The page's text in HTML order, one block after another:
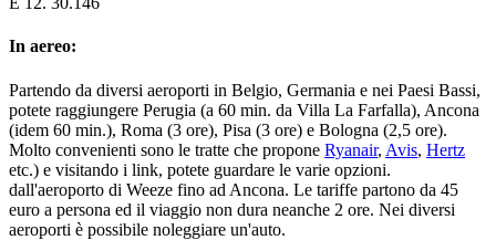
In aereo:
Partendo da diversi aeroporti in Belgio, Germania e nei Paesi Bassi,
potete raggiungere Perugia (a 60 min. da Villa La Farfalla), Ancona
(idem 60 min.), Roma (3 ore), Pisa (3 ore) e Bologna (2,5 ore).
Molto convenienti sono le tratte che propone Ryanair, Avis, Hertz
etc.) e visitando i link, potete guardare le varie opzioni.
dall'aeroporto di Weeze fino ad Ancona. Le tariffe partono da 45
euro a persona ed il viaggio non dura neanche 2 ore. Nei diversi
aeroporti è possibile noleggiare un'auto.